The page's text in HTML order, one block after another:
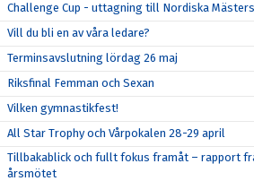
Challenge Cup - uttagning till Nordiska
Vill du bli en av våra ledare?
Terminsavslutning lördag 26 maj
Riksfinal Femman och Sexan
Vilken gymnastikfest!
All Star Trophy och Vårpokalen 28-29 april
Tillbakablick och fullt fokus framåt – rapport
årsmötet